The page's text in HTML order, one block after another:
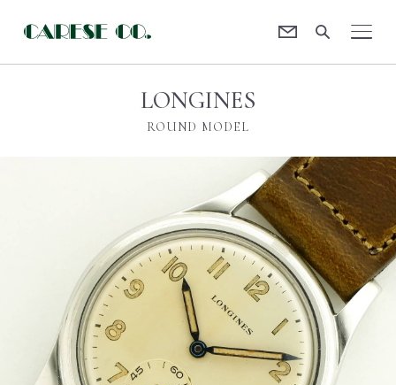
LONGINES
ROUND MODEL